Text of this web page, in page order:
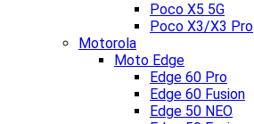
Poco X5 5G
Poco X3/X3 Pro
Motorola
Moto Edge
Edge 60 Pro
Edge 60 Fusion
Edge 50 NEO